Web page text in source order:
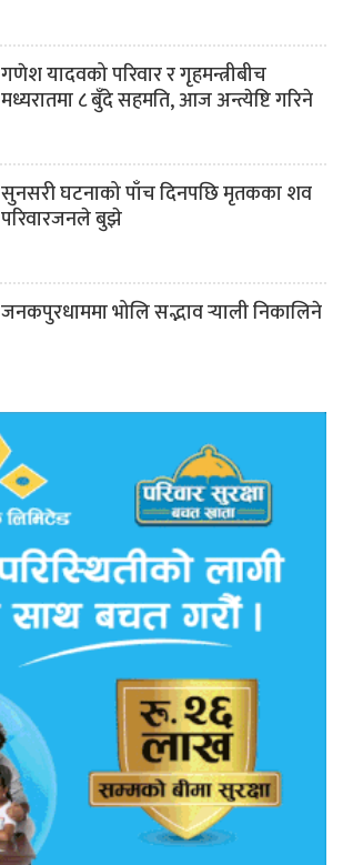
गणेश यादवको परिवार र गृहमन्त्रीबीच
मध्यरातमा ८ बुँदे सहमति, आज अन्त्येष्टि गरिने
सुनसरी घटनाको पाँच दिनपछि मृतकका शव
परिवारजनले बुझे
जनकपुरधाममा भोलि सद्भाव र्‍याली निकालिने